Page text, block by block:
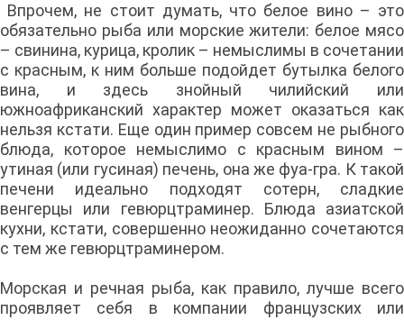
Впрочем, не стоит думать, что белое вино – это
обязательно рыба или морские жители: белое мясо
– свинина, курица, кролик – немыслимы в сочетании
с красным, к ним больше подойдет бутылка белого
вина, и здесь знойный чилийский или
южноафриканский характер может оказаться как
нельзя кстати. Еще один пример совсем не рыбного
блюда, которое немыслимо с красным вином –
утиная (или гусиная) печень, она же фуа-гра. К такой
печени идеально подходят сотерн, сладкие
венгерцы или гевюрцтраминер. Блюда азиатской
кухни, кстати, совершенно неожиданно сочетаются
с тем же гевюрцтраминером.
Морская и речная рыба, как правило, лучше всего
проявляет себя в компании французских или